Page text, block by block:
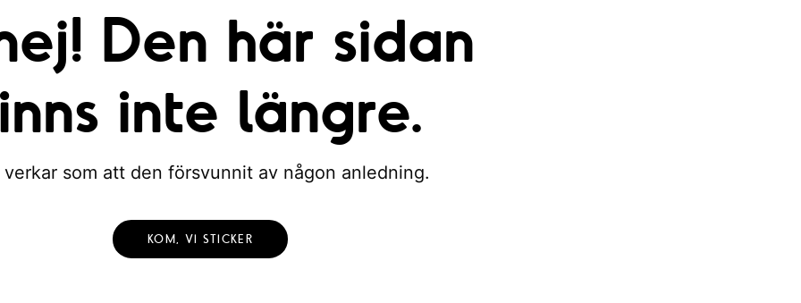
Den här sidan
inte längre.
verkar som att den försvunnit av någon anledning.
KOM, VI STICKER